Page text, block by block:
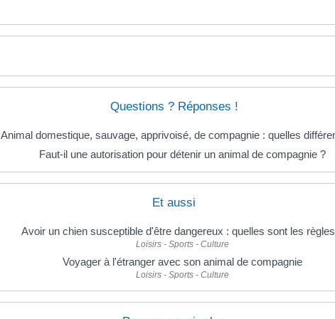
Questions ? Réponses !
Animal domestique, sauvage, apprivoisé, de compagnie : quelles
Faut-il une autorisation pour détenir un animal de compagnie ?
Et aussi
Avoir un chien susceptible d'être dangereux : quelles sont les
Loisirs - Sports - Culture
Voyager à l'étranger avec son animal de compagnie
Loisirs - Sports - Culture